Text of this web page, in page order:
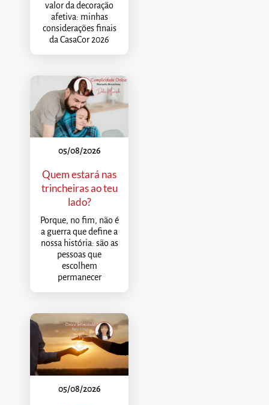
valor da decoração
afetiva: minhas
considerações finais
da CasaCor 2026
05/08/2026
Quem estará nas
trincheiras ao teu
lado?
Porque, no fim, não é
a guerra que define a
nossa história: são as
pessoas que
escolhem
permanecer
05/08/2026